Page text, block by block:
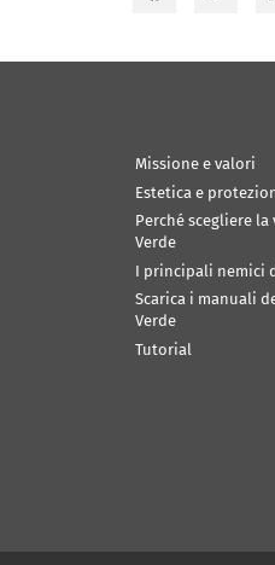
Missione e valori
Estetica e
Perché scegliere
Verde
I principali nemici
Scarica i manuali
Verde
Tutorial